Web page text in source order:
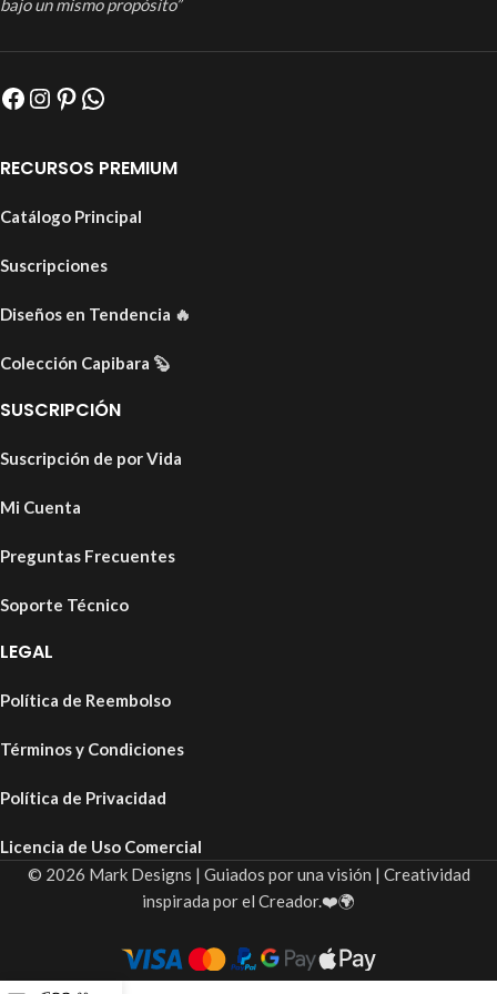
bajo un mismo propósito”
RECURSOS PREMIUM
Catálogo Principal
Suscripciones
Diseños en Tendencia 🔥
Colección Capibara 🦫
SUSCRIPCIÓN
Suscripción de por Vida
Mi Cuenta
Preguntas Frecuentes
Soporte Técnico
LEGAL
Política de Reembolso
Términos y Condiciones
Política de Privacidad
Licencia de Uso Comercial
© 2026 Mark Designs | Guiados por una visión | Creatividad
inspirada por el Creador.❤️🌍